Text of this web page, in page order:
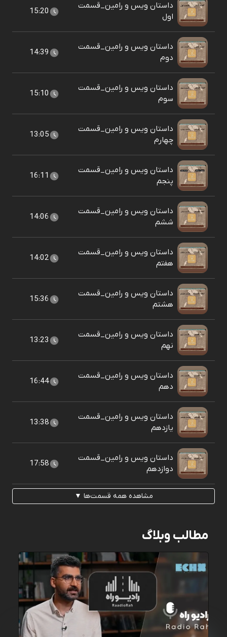
داستان ویس و رامین_قسمت
اول
15:20
داستان ویس و رامین_قسمت
دوم
14:39
داستان ویس و رامین_قسمت
سوم
15:10
داستان ویس و رامین_قسمت
چهارم
13:05
داستان ویس و رامین_قسمت
پنجم
16:11
داستان ویس و رامین_قسمت
ششم
14:06
داستان ویس و رامین_قسمت
هفتم
14:02
داستان ویس و رامین_قسمت
هشتم
15:36
داستان ویس و رامین_قسمت
نهم
13:23
داستان ویس و رامین_قسمت
دهم
16:44
داستان ويس و رامين_قسمت
يازدهم
13:38
داستان ویس و رامین_قسمت
دوازدهم
17:58
مشاهده همه قسمت‌ها ▼
مطالب وبلاگ